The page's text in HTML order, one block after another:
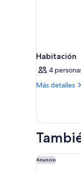
Habitación
4
Más detalles
Más
Anuncio
Pullman